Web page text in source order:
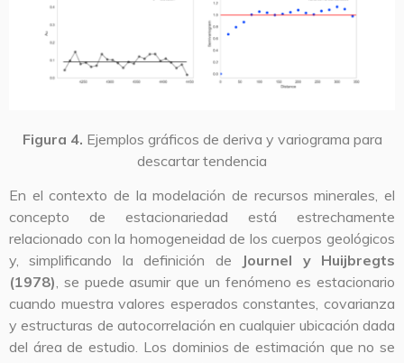
Figura 4. Ejemplos gráficos de deriva y variograma para
descartar tendencia
En el contexto de la modelación de recursos minerales, el
concepto de estacionariedad está estrechamente
relacionado con la homogeneidad de los cuerpos geológicos
y, simplificando la definición de
Journel y Huijbregts
(1978) , se puede asumir que un fenómeno es estacionario
cuando muestra valores esperados constantes, covarianza
y estructuras de autocorrelación en cualquier ubicación dada
del área de estudio. Los dominios de estimación que no se